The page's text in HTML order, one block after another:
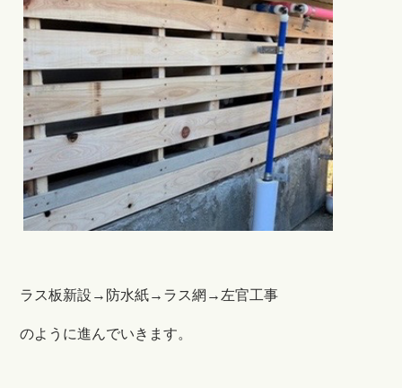
ラス板新設→防水紙→ラス網→左官工事
のように進んでいきます。